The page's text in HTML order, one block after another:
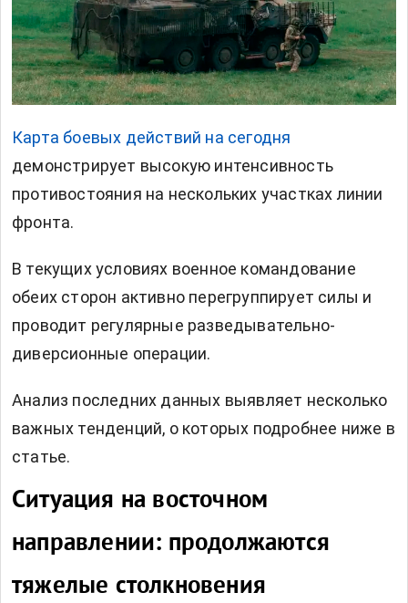
Карта боевых действий на сегодня
демонстрирует высокую интенсивность
противостояния на нескольких участках линии
фронта.
В текущих условиях военное командование
обеих сторон активно перегруппирует силы и
проводит регулярные разведывательно-
диверсионные операции.
Анализ последних данных выявляет несколько
важных тенденций, о которых подробнее ниже в
статье.
Ситуация на восточном
направлении: продолжаются
тяжелые столкновения